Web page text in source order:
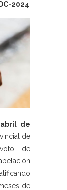
2024
abril de
de
de
de